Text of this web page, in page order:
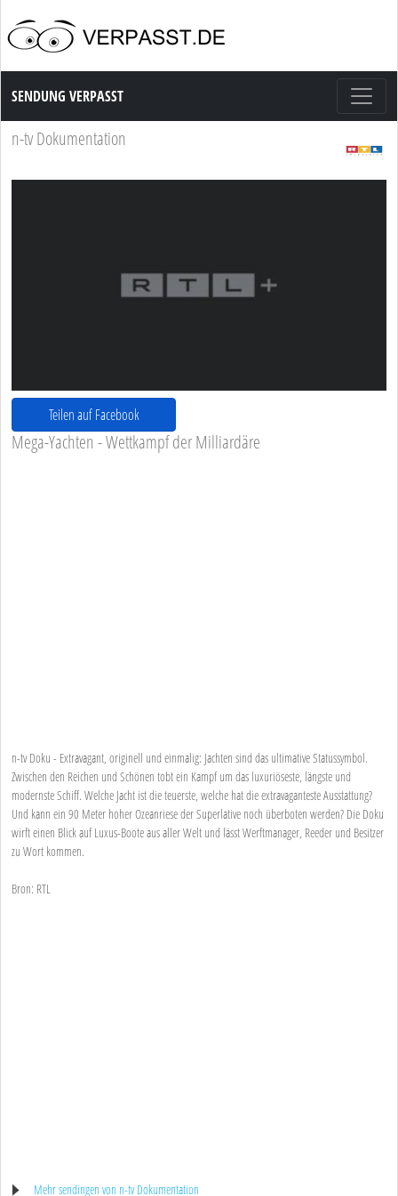
Sendung Verpasst
SENDUNG VERPASST
n-tv Dokumentation
Teilen auf Facebook
Mega-Yachten - Wettkampf der Milliardäre
n-tv Doku - Extravagant, originell und einmalig: Jachten sind das ultimative Statussymbol.
Zwischen den Reichen und Schönen tobt ein Kampf um das luxuriöseste, längste und
modernste Schiff. Welche Jacht ist die teuerste, welche hat die extravaganteste Ausstattung?
Und kann ein 90 Meter hoher Ozeanriese der Superlative noch überboten werden? Die Doku
wirft einen Blick auf Luxus-Boote aus aller Welt und lässt Werftmanager, Reeder und Besitzer
zu Wort kommen.
Bron: RTL
Mehr sendingen von n-tv Dokumentation